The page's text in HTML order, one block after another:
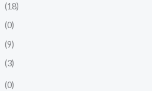
(18)
(0)
(9)
(3)
(0)